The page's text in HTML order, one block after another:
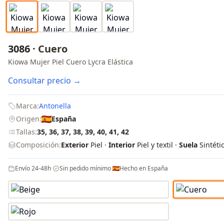
3086 · Cuero
Kiowa Mujer Piel Cuero Lycra Elástica
Consultar precio →
Marca:Antonella
Origen:
España
Tallas:35, 36, 37, 38, 39, 40, 41, 42
Composición:Exterior Piel · Interior Piel y textil · Suela
Envío 24-48h· Sin pedido mínimo· Hecho en España